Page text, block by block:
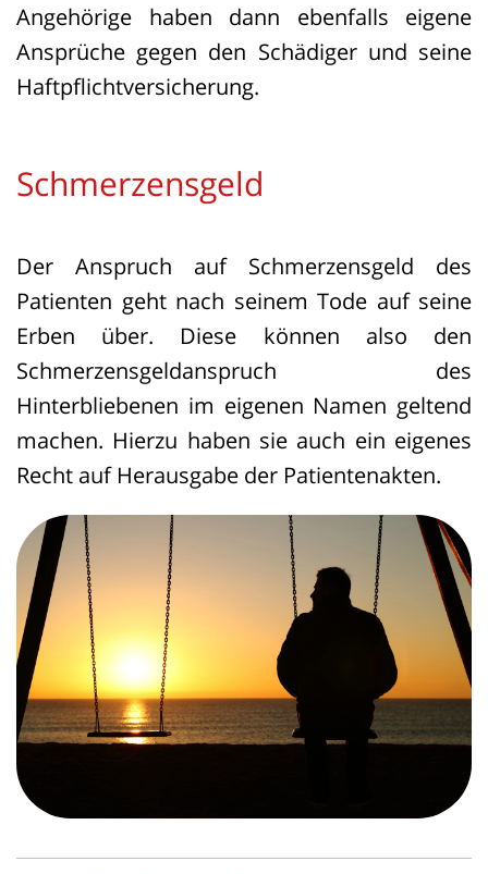
Angehörige haben dann ebenfalls eigene
Ansprüche gegen den Schädiger und seine
Haftpflichtversicherung.
Schmerzensgeld
Der Anspruch auf Schmerzensgeld des
Patienten geht nach seinem Tode auf seine
Erben über. Diese können also den
Schmerzensgeldanspruch des
Hinterbliebenen im eigenen Namen geltend
machen. Hierzu haben sie auch ein eigenes
Recht auf Herausgabe der Patientenakten.